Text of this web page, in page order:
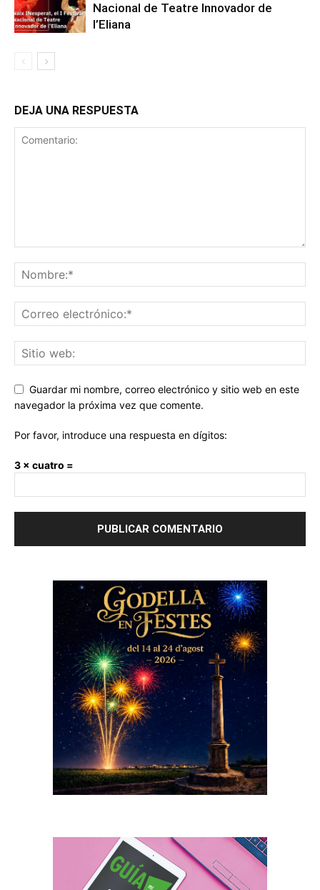
Nacional de Teatre Innovador de
l’Eliana
DEJA UNA RESPUESTA
Guardar mi nombre, correo electrónico y sitio web en este
navegador la próxima vez que comente.
Por favor, introduce una respuesta en dígitos:
3 × cuatro =